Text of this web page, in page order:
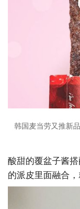
韩国麦当劳又推新
酸甜的覆盆子酱
的派皮里面融合